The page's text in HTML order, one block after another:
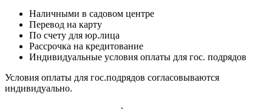
Наличными в садовом центре
Перевод на карту
По счету для юр.лица
Рассрочка на кредитование
Индивидуальные условия оплаты для гос. подрядов
Условия оплаты для гос.подрядов согласовываются
индивидуально.